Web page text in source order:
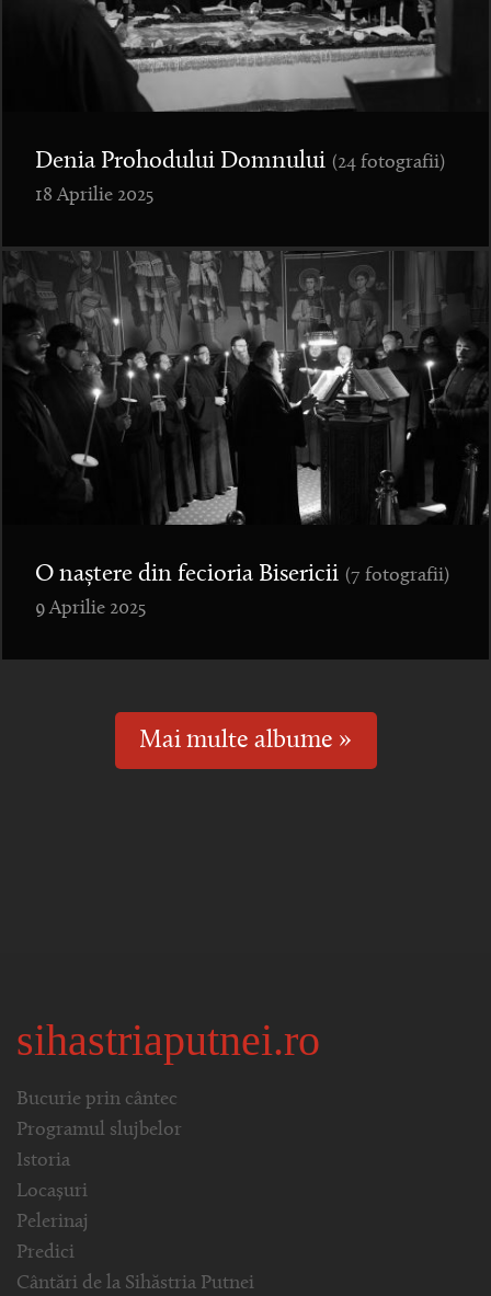
Denia Prohodului Domnului (24 fotografii)
18 Aprilie 2025
O naștere din fecioria Bisericii (7 fotografii)
9 Aprilie 2025
Mai multe albume »
sihastriaputnei.ro
Bucurie prin cântec
Programul slujbelor
Istoria
Locașuri
Pelerinaj
Predici
Cântări de la Sihăstria Putnei